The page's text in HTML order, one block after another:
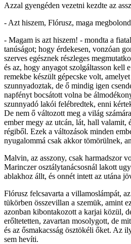
Azzal gyengéden vezetni kezdte az
- Azt hiszem, Flórusz, maga
- Magam is azt hiszem! - mondta a
tanúságot; hogy érdekesen, vonzóan
szerves egésznek részleges
és az, hogy anyagot szolgáltasson kell
remekbe készült gépecske volt,
szunnyadoztak, de ő mindig igen
napfényt bocsátott volna be
szunnyadó lakói felébredtek, enni
De nem ő változott meg a világ
ember megy az utcán, lát, hall
régiből. Ezek a változások minden
nyugalommá csak akkor tömörülnek,
Malvin, az asszony, csak harmadszor
Marinczer osztálytanácsosnál lakott
ablakhoz állt, és onnét intett az utána
Flórusz felcsavarta a villamoslámpát,
tükörben összevillan a szemük, amint
azonban kibontakozott a karjai közül,
erőltetetten, zavartan mosolygott, de
és az ősmakacsság ösztökéli őket. Az
sem hevíti.